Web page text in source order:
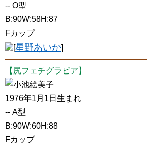
-- O型
B:90W:58H:87
Fカップ
[星野あいか]
【尻フェチグラビア】
小池絵美子
1976年1月1日生まれ
-- A型
B:90W:60H:88
Fカップ